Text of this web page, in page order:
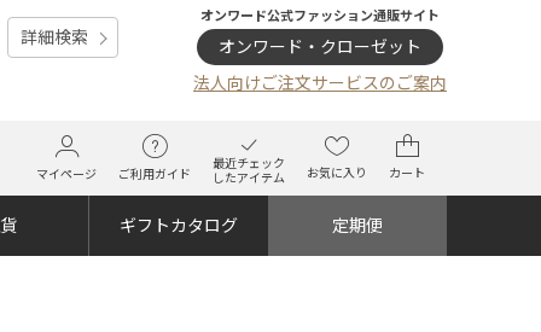
詳細検索
オンワード公式ファッション通販サイト
オンワード・クローゼット
法人向けご注文サービスのご案内
マイページ ご利用ガイド
最近チェック
したアイテム
お気に入り カート
ギフトカタログ 定期便